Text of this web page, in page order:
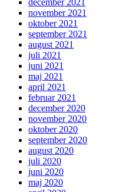
december 2021
november 2021
oktober 2021
september 2021
august 2021
juli 2021
juni 2021
maj 2021
april 2021
februar 2021
december 2020
november 2020
oktober 2020
september 2020
august 2020
juli 2020
juni 2020
maj 2020